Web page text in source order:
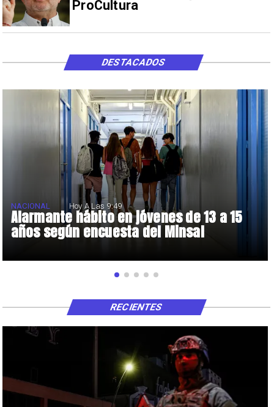
ProCultura
Alarmante hábito en jóvenes de 13 a 15
años según encuesta del Minsal
NACIONAL Hoy A Las 9:49
DESTACADOS
RECIENTES